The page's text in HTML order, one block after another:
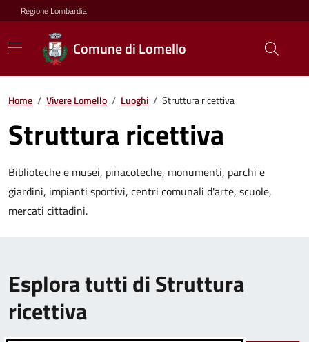
Regione Lombardia
Comune di Lomello
Home / Vivere Lomello / Luoghi / Struttura ricettiva
Struttura ricettiva
Biblioteche e musei, pinacoteche, monumenti, parchi e
giardini, impianti sportivi, centri comunali d'arte, scuole,
mercati cittadini.
Esplora tutti di Struttura
ricettiva